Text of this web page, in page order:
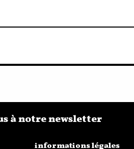
à notre newsletter
informations légales